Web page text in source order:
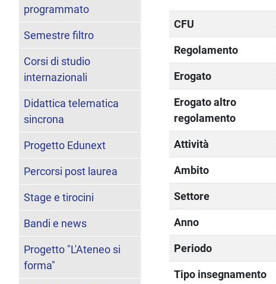
CFU
Regolamento
Erogato
Erogato altro
regolamento
Attività
Ambito
Settore
Anno
Periodo
Tipo insegnamento
programmato
Semestre filtro
Corsi di studio
internazionali
Didattica telematica
sincrona
Progetto Edunext
Percorsi post laurea
Stage e tirocini
Bandi e news
Progetto "L'Ateneo si
forma"